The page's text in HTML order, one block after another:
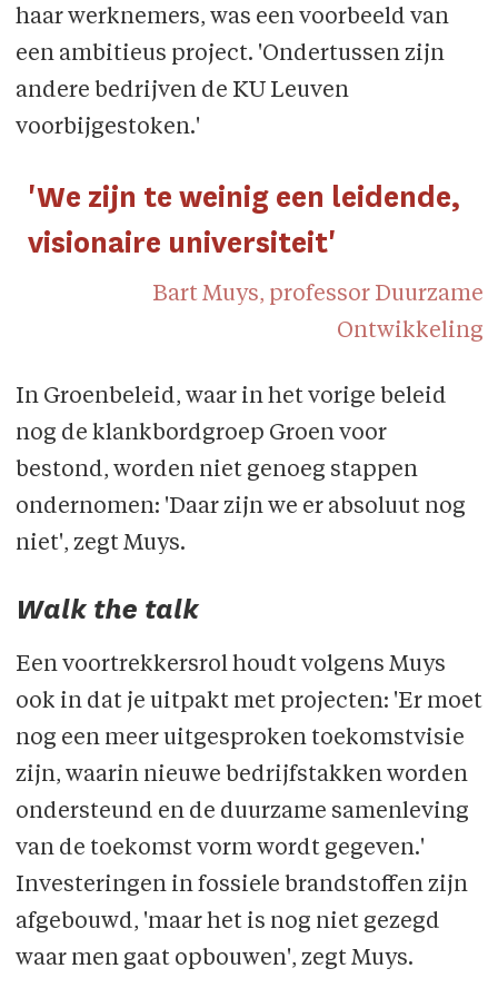
haar werknemers, was een voorbeeld van
een ambitieus project. 'Ondertussen zijn
andere bedrijven de KU Leuven
voorbijgestoken.'
'We zijn te weinig een leidende,
visionaire universiteit'
Bart Muys, professor Duurzame
Ontwikkeling
In Groenbeleid, waar in het vorige beleid
nog de klankbordgroep Groen voor
bestond, worden niet genoeg stappen
ondernomen: 'Daar zijn we er absoluut nog
niet', zegt Muys.
Walk the talk
Een voortrekkersrol houdt volgens Muys
ook in dat je uitpakt met projecten: 'Er moet
nog een meer uitgesproken toekomstvisie
zijn, waarin nieuwe bedrijfstakken worden
ondersteund en de duurzame samenleving
van de toekomst vorm wordt gegeven.'
Investeringen in fossiele brandstoffen zijn
afgebouwd, 'maar het is nog niet gezegd
waar men gaat opbouwen', zegt Muys.